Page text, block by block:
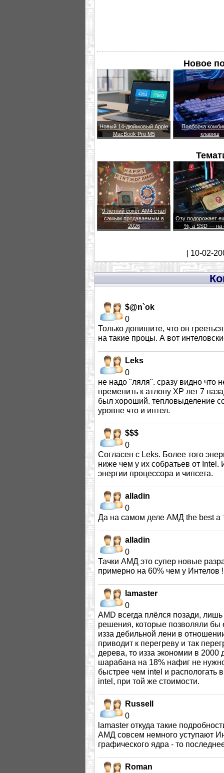
Новое
Новый 14-дюймовый Apple
MacBook Pro M5
Подборка
клавиш
9-летний сокет AM4 стал
самым продаваемым в
2026
Озу подорожает
%, а SSD — на
| 10-02-
$@n`ok
0
Только допишите, что он
на такие процы. А вот
Leks
0
не надо "ляля". сразу видно
пременить к атлону ХР лет 7
был хороший. тепловыделение
уровне что и интел.
$$$
0
Согласен с Leks. Более того
ниже чем у их собратьев от
энергии процессора и чипсета.
alladin
0
Да на самом деле АМД the best а
alladin
0
Тачки АМД это супер новые
примерно на 60% чем у Интелов
lamaster
0
AMD всегда плёлся позади,
решения, которые позволяли бы
изза дебильной лени в
приводит к перегреву и так
дерева, то изза экономии в 2000
шарабана на 18% нафиг не
быстрее чем intel и
intel, при той же стоимости.
Russell
0
lamaster откуда такие
АМД совсем немного уступают
графического ядра - то
Roman